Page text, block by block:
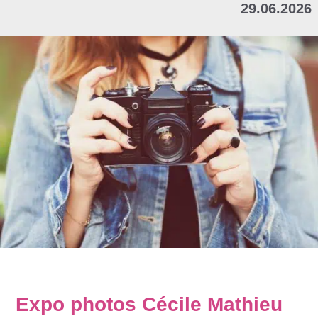
29.06.2026
Expo photos Cécile Mathieu